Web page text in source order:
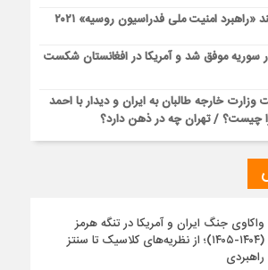
امنیت ملی فدراسیون روسیه» ۲۰۲۱
سوریه موفق شد و آمریکا در افغانستان شکست
خارجه طالبان به ایران و دیدار با احمد
چیست؟ / تهران چه در ذهن دارد؟
واکاوی جنگ ایران و آمریکا در تنگه هرمز
(۱۴۰۴-۱۴۰۵)؛ از نظریه‌های کلاسیک تا سنتز
راهبردی